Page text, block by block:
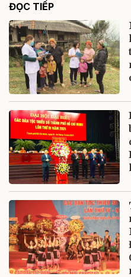
ĐỌC TIẾP